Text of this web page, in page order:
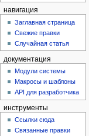
навигация
Заглавная страница
Свежие правки
Случайная статья
документация
Модули системы
Макросы и шаблоны
API для разработчика
инструменты
Ссылки сюда
Связанные правки